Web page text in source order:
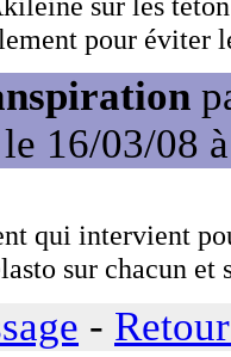
pour éviter
16/03/08
qui intervient
sur chacun et
-